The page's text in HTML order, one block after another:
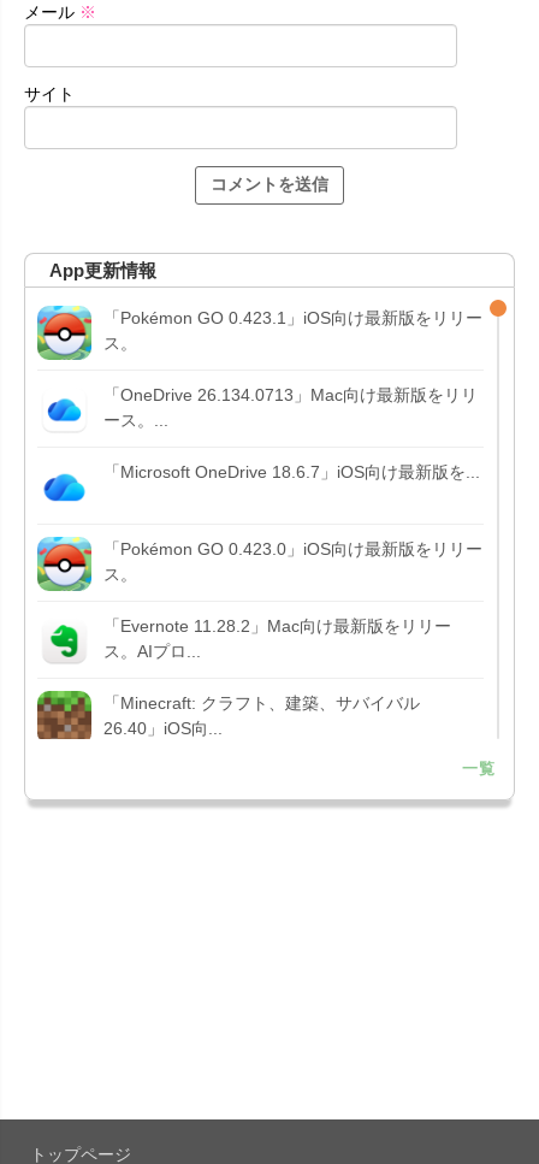
メール ※
サイト
App更新情報
「Pokémon GO 0.423.1」iOS向け最新版をリリー
ス。
「OneDrive 26.134.0713」Mac向け最新版をリリ
ース。...
「Microsoft OneDrive 18.6.7」iOS向け最新版を...
「Pokémon GO 0.423.0」iOS向け最新版をリリー
ス。
「Evernote 11.28.2」Mac向け最新版をリリー
ス。AIプロ...
「Minecraft: クラフト、建築、サバイバル
26.40」iOS向...
151.0.7922....
一覧
トップページ